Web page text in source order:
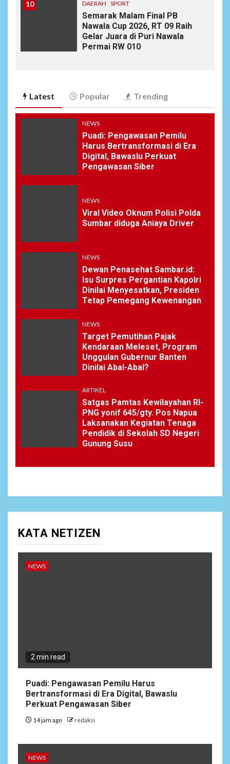
10 DAERAH SPORT
Semarak Malam Final PB
Nawala Cup 2026, RT 09 Raih
Gelar Juara di Puri Nawala
Permai RW 010
Latest Popular Trending
NEWS
Puadi: Pengawasan Pemilu
Harus Bertransformasi di Era
Digital, Bawaslu Perkuat
Pengawasan Siber
NEWS
Viral Video Oknum Polisi Polda
Sumbar diduga Aniaya Driver
NEWS
Dewan Penasehat Sambar.id:
Isu Surpres Pergantian Kapolri
Dinilai Menyesatkan, Presiden
Tetap Pemegang Kewenangan
NEWS
Target Pemutihan Pajak
Kendaraan Meleset, Program
Unggulan Gubernur Banten
Dinilai Abal-Abal?
ARTIKEL
Satgas Pamtas Kewilayahan RI-
PNG yonif 645/gty. Pos Napua
Laksanakan Kegiatan Tenaga
Pendidik di Sekolah SD Negeri
Gunung Susu
KATA NETIZEN
NEWS
2 min read
Puadi: Pengawasan Pemilu Harus
Bertransformasi di Era Digital, Bawaslu
Perkuat Pengawasan Siber
14 jam ago redaksi
NEWS